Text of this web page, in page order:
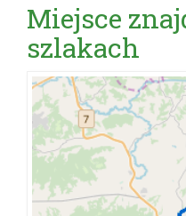
Miejsce
szlakach